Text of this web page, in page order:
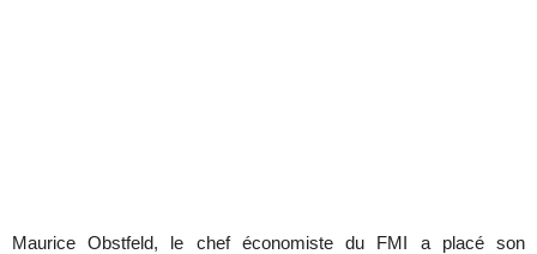
Maurice Obstfeld, le chef économiste du FMI a placé son